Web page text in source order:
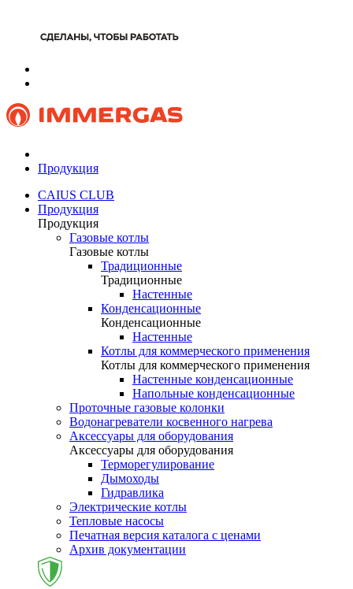
Продукция
CAIUS CLUB
Продукция
Продукция
Газовые котлы
Газовые котлы
Традиционные
Традиционные
Настенные
Конденсационные
Конденсационные
Настенные
Котлы для коммерческого применения
Котлы для коммерческого применения
Настенные конденсационные
Напольные конденсационные
Проточные газовые колонки
Водонагреватели косвенного нагрева
Аксессуары для оборудования
Аксессуары для оборудования
Терморегулирование
Дымоходы
Гидравлика
Электрические котлы
Тепловые насосы
Печатная версия каталога с ценами
Архив документации